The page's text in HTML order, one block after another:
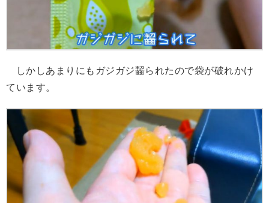
しかしあまりにもガジガジ齧られたので袋が破れかけ
ています。